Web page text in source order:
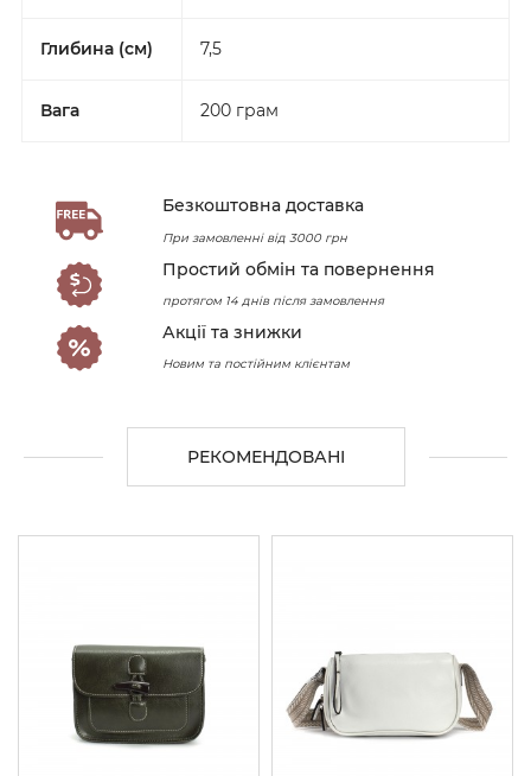
Глибина (см) 7,5
Вага 200 грам
Безкоштовна доставка
При замовленні від 3000 грн
Простий обмін та повернення
протягом 14 днів після замовлення
Акції та знижки
Новим та постійним клієнтам
РЕКОМЕНДОВАНІ